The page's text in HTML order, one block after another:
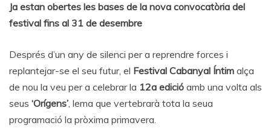
Ja estan obertes les bases de la nova convocatòria del
festival fins al 31 de desembre
Després d’un any de silenci per a reprendre forces i
replantejar-se el seu futur, el Festival Cabanyal Íntim alça
de nou la veu per a celebrar la 12a edició amb una volta als
seus ‘Orígens’, lema que vertebrarà tota la seua
programació la pròxima primavera.